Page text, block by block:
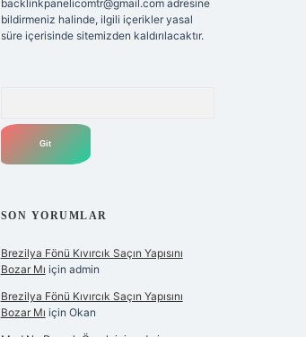
backlinkpanelicomtr@gmail.comadresine
bildirmeniz halinde, ilgili içerikler yasal
süre içerisinde sitemizden kaldırılacaktır.
SON YORUMLAR
Brezilya Fönü Kıvırcık Saçın Yapısını
Bozar Mı için admin
Brezilya Fönü Kıvırcık Saçın Yapısını
Bozar Mı için Okan